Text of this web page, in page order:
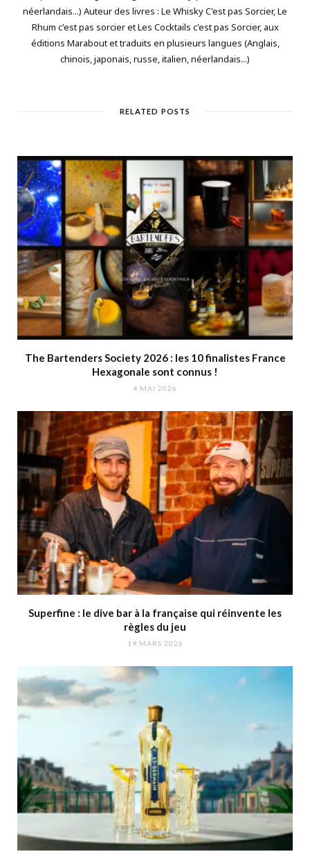
néerlandais...) Auteur des livres : Le Whisky C'est pas Sorcier, Le
Rhum c'est pas sorcier et Les Cocktails c'est pas Sorcier, aux
éditions Marabout et traduits en plusieurs langues (Anglais,
chinois, japonais, russe, italien, néerlandais...)
RELATED POSTS
The Bartenders Society 2026 : les 10 finalistes France
Hexagonale sont connus !
4 MAI 2026
Superfine : le dive bar à la française qui réinvente les
règles du jeu
19 MARS 2026